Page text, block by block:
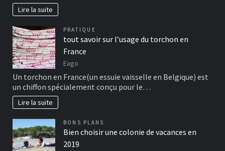
Lire la suite
PRATIQUE
tout savoir sur l’usage du torchon en
France
Eago
Un torchon en France(un essuie vaisselle en Belgique) est
un chiffon spécialement conçu pour le…
Lire la suite
BONS PLANS
Bien choisir une colonie de vacances en
2019